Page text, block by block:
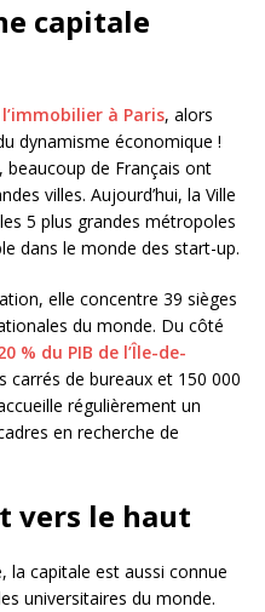
capitale
à Paris, alors
dynamisme économique !
beaucoup de Français ont
villes. Aujourd’hui, la Ville
5 plus grandes métropoles
dans le monde des start-up.
elle concentre 39 sièges
du monde. Du côté
% du PIB de l’Île-de-
carrés de bureaux et 150 000
régulièrement un
en recherche de
vers le haut
capitale est aussi connue
universitaires du monde.